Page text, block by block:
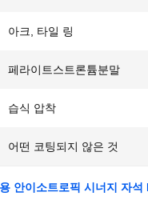
아크, 타일 링
페라이트스트론튬분말
습식 압착
어떤 코팅되지 않은 것
안이소트로픽 시너지 자